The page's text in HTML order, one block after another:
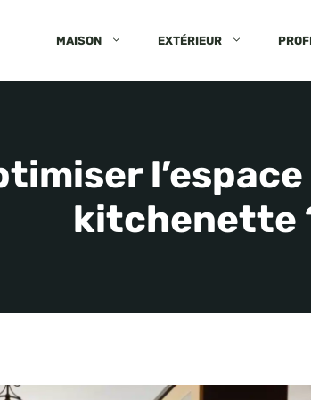
MAISON EXTÉRIEUR
kitchenette